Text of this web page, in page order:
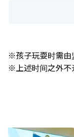
※孩子玩耍时需由
※上述时间之外不